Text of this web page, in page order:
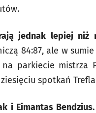
jednak lepiej niż
84:87, ale w
parkiecie mistrza
spotkań
i Eimantas Bendzius.